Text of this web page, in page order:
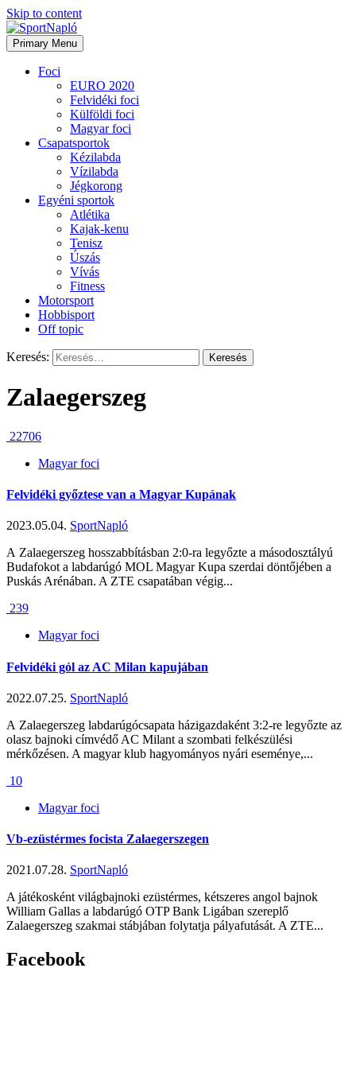
Skip to content
Primary Menu
Foci
EURO 2020
Felvidéki foci
Külföldi foci
Magyar foci
Csapatsportok
Kézilabda
Vízilabda
Jégkorong
Egyéni sportok
Atlétika
Kajak-kenu
Tenisz
Úszás
Vívás
Fitness
Motorsport
Hobbisport
Off topic
Keresés:
Zalaegerszeg
22706
Magyar foci
Felvidéki győztese van a Magyar Kupának
2023.05.04. SportNapló
A Zalaegerszeg hosszabbításban 2:0-ra legyőzte a másodosztályú
Budafokot a labdarúgó MOL Magyar Kupa szerdai döntőjében a
Puskás Arénában. A ZTE csapatában végig...
239
Magyar foci
Felvidéki gól az AC Milan kapujában
2022.07.25. SportNapló
A Zalaegerszeg labdarúgócsapata házigazdaként 3:2-re legyőzte az
olasz bajnoki címvédő AC Milant a szombati felkészülési
mérkőzésen. A magyar klub hagyományos nyári eseménye,...
10
Magyar foci
Vb-ezüstérmes focista Zalaegerszegen
2021.07.28. SportNapló
A játékosként világbajnoki ezüstérmes, kétszeres angol bajnok
William Gallas a labdarúgó OTP Bank Ligában szereplő
Zalaegerszeg szakmai stábjában folytatja pályafutását. A ZTE...
Facebook